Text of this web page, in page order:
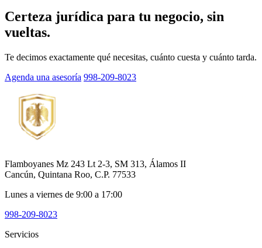
Certeza jurídica para tu negocio, sin
vueltas.
Te decimos exactamente qué necesitas, cuánto cuesta y cuánto tarda.
Agenda una asesoría 998-209-8023
Flamboyanes Mz 243 Lt 2-3, SM 313, Álamos II
Cancún, Quintana Roo, C.P. 77533
Lunes a viernes de 9:00 a 17:00
998-209-8023
Servicios